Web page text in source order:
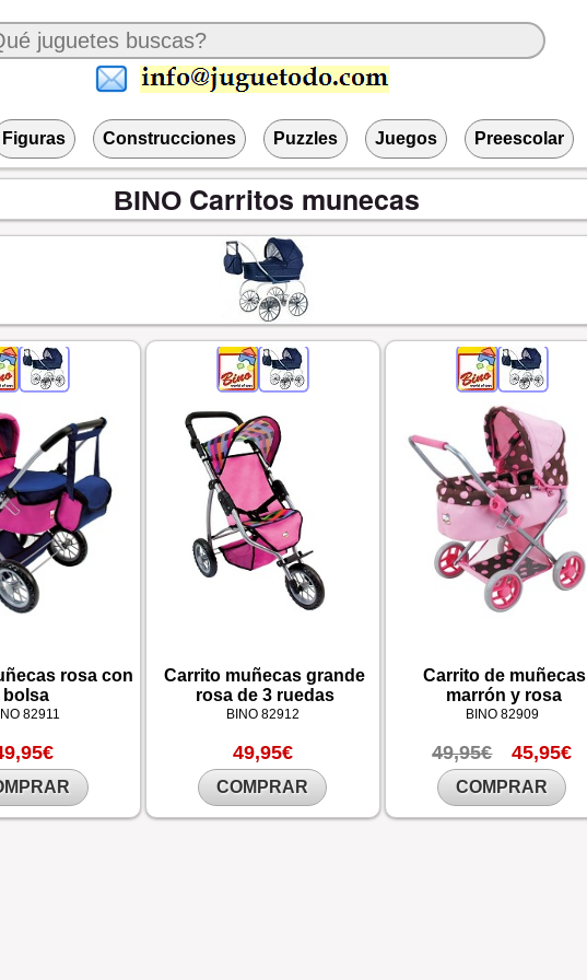
Figuras Construcciones Puzzles Juegos Preescolar
BINO Carritos munecas
rosa con
bolsa
82911
Carrito muñecas grande
rosa de 3 ruedas
BINO 82912
49,95€
COMPRAR
Carrito de muñecas
marrón y rosa
BINO 82909
49,95€ 45,95€
COMPRAR